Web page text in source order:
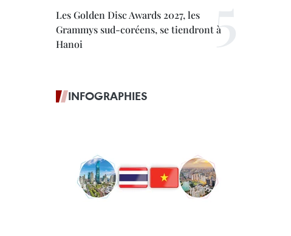
Les Golden Disc Awards 2027, les
Grammys sud-coréens, se tiendront à
Hanoi
INFOGRAPHIES